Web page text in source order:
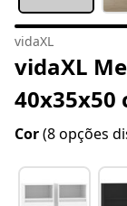
vidaXL
vidaXL
40x35x50
Cor(8 opções